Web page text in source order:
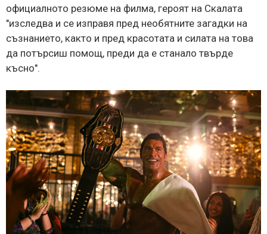
официалното резюме на филма, героят на Скалата
"изследва и се изправя пред необятните загадки на
съзнанието, както и пред красотата и силата на това
да потърсиш помощ, преди да е станало твърде
късно".